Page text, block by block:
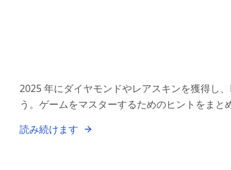
2025 年にダイヤモンドやレアスキンを獲得し
う。ゲームをマスターするためのヒントをまと
読み続けます